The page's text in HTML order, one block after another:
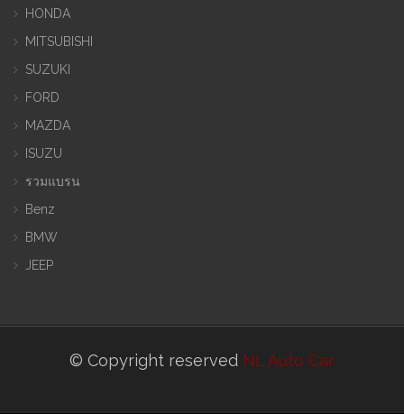
HONDA
MITSUBISHI
SUZUKI
FORD
MAZDA
ISUZU
รวมแบรน
Benz
BMW
JEEP
© Copyright reserved NL Auto Car